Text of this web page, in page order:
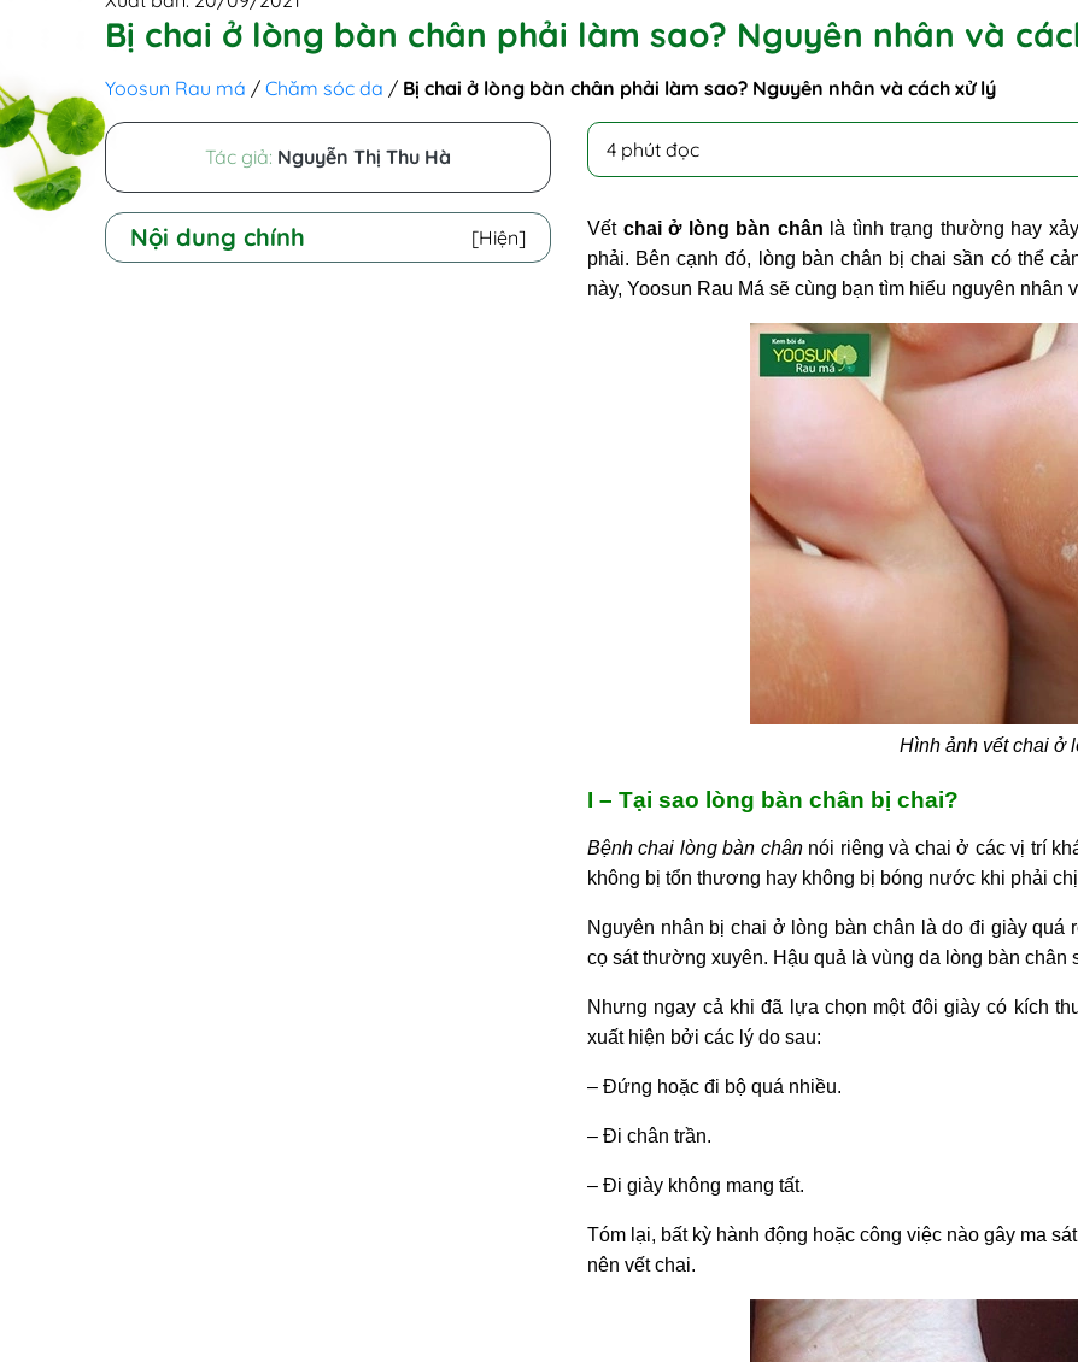
Bị chai ở lòng bàn chân phải làm sao? Nguyên nhân và
Yoosun Rau má / Chăm sóc da / Bị chai ở lòng bàn chân phải làm sao? Nguyên nhân và cách xử lý
Tác giả: Nguyễn Thị Thu Hà
Nội dung chính [Hiện]
4 phút đọc
Vết chai ở lòng bàn chân là tình trạng thường hay
phải. Bên cạnh đó, lòng bàn chân bị chai sần có thể
này, Yoosun Rau Má sẽ cùng bạn tìm hiểu nguyên nhân
Hình ảnh vết chai ở
I – Tại sao lòng bàn chân bị chai?
Bệnh chai lòng bàn chân nói riêng và chai ở các vị trí
không bị tổn thương hay không bị bóng nước khi phải
Nguyên nhân bị chai ở lòng bàn chân là do đi giày quá
cọ sát thường xuyên. Hậu quả là vùng da lòng bàn chân
Nhưng ngay cả khi đã lựa chọn một đôi giày có kích
xuất hiện bởi các lý do sau:
– Đứng hoặc đi bộ quá nhiều.
– Đi chân trần.
– Đi giày không mang tất.
Tóm lại, bất kỳ hành động hoặc công việc nào gây ma
nên vết chai.